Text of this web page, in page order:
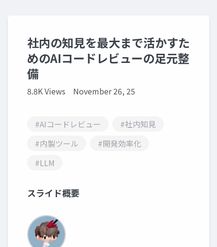
社内の知見を最大まで活かすた
めのAIコードレビューの足元整
備
8.8K Views November 26, 25
#AIコードレビュー
#社内知見
#内製ツール
#開発効率化
#LLM
スライド概要